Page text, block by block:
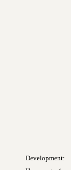
Development: